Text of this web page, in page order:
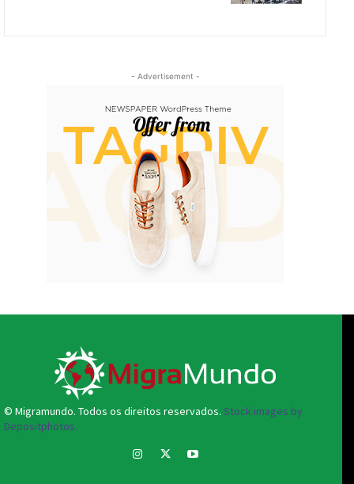
- Advertisement -
© Migramundo. Todos os direitos reservados. Stock images by
Depositphotos.